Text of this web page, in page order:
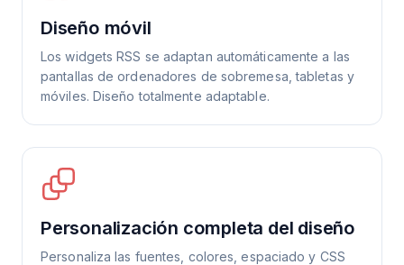
Diseño móvil
Los widgets RSS se adaptan automáticamente a las
pantallas de ordenadores de sobremesa, tabletas y
móviles. Diseño totalmente adaptable.
Personalización completa del diseño
Personaliza las fuentes, colores, espaciado y CSS